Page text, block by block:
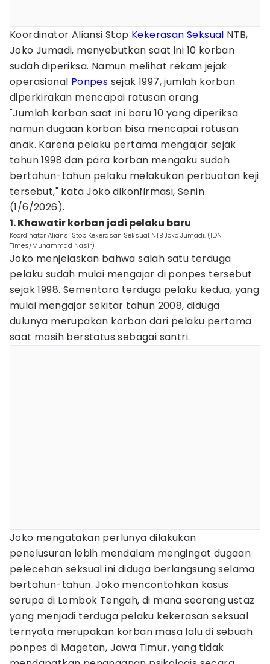
Koordinator Aliansi Stop Kekerasan Seksual NTB,
Joko Jumadi, menyebutkan saat ini 10 korban
sudah diperiksa. Namun melihat rekam jejak
operasional Ponpes sejak 1997, jumlah korban
diperkirakan mencapai ratusan orang.
"Jumlah korban saat ini baru 10 yang diperiksa
namun dugaan korban bisa mencapai ratusan
anak. Karena pelaku pertama mengajar sejak
tahun 1998 dan para korban mengaku sudah
bertahun-tahun pelaku melakukan perbuatan keji
tersebut," kata Joko dikonfirmasi, Senin
(1/6/2026).
1. Khawatir korban jadi pelaku baru
Koordinator Aliansi Stop Kekerasan Seksual NTB Joko Jumadi. (IDN
Times/Muhammad Nasir)
Joko menjelaskan bahwa salah satu terduga
pelaku sudah mulai mengajar di ponpes tersebut
sejak 1998. Sementara terduga pelaku kedua, yang
mulai mengajar sekitar tahun 2008, diduga
dulunya merupakan korban dari pelaku pertama
saat masih berstatus sebagai santri.
Joko mengatakan perlunya dilakukan
penelusuran lebih mendalam mengingat dugaan
pelecehan seksual ini diduga berlangsung selama
bertahun-tahun. Joko mencontohkan kasus
serupa di Lombok Tengah, di mana seorang ustaz
yang menjadi terduga pelaku kekerasan seksual
ternyata merupakan korban masa lalu di sebuah
ponpes di Magetan, Jawa Timur, yang tidak